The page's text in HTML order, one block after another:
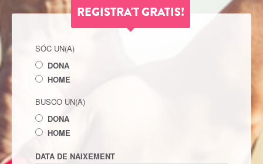
REGISTRA'T GRATIS!
SÓC UN(A)
DONA
HOME
BUSCO UN(A)
DONA
HOME
DATA DE NAIXEMENT